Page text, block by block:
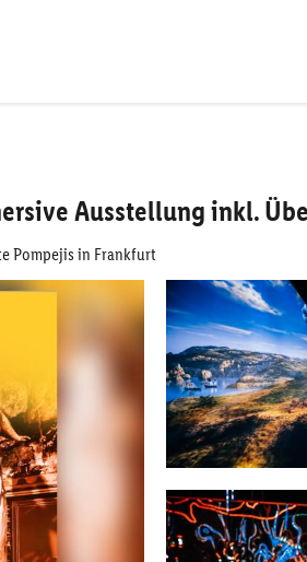
Ausstellung inkl.
Pompejis in Frankfurt